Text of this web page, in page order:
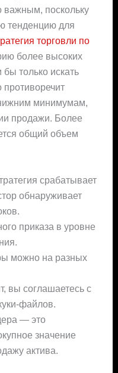
важным, поскольку
тенденцию для
торговли по
более высоких
только искать
противоречит
минимумам,
продажи. Более
общий объем
срабатывает
обнаруживает
приказа в уровне
можно на разных
вы соглашаетесь с
файлов.
— это
значение
актива.